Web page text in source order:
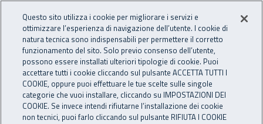
INAIL - Istituto Nazionale
Apri cerca
Navigazione principale
Navigazione - Ti trovi in:
Home Inail comunica Scadenze Scadenza
Questo sito utilizza i cookie per migliorare i servizi e
ottimizzare l’esperienza di navigazione dell’utente. I cookie di
natura tecnica sono indispensabili per permettere il corretto
funzionamento del sito. Solo previo consenso dell’utente,
possono essere installati ulteriori tipologie di cookie. Puoi
accettare tutti i cookie cliccando sul pulsante ACCETTA TUTTI I
COOKIE, oppure puoi effettuare le tue scelte sulle singole
categorie che vuoi installare, cliccando su IMPOSTAZIONI DEI
COOKIE. Se invece intendi rifiutarne l’installazione dei cookie
non tecnici, puoi farlo cliccando sul pulsante RIFIUTA I COOKIE